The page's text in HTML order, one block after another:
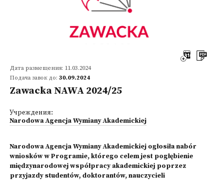
Дата размещения: 11.03.2024
Подача завок до: 30.09.2024
Zawacka NAWA 2024/25
Учреждения:
Narodowa Agencja Wymiany Akademickiej
Narodowa Agencja Wymiany Akademickiej ogłosiła nabór
wniosków w Programie, którego celem jest pogłębienie
międzynarodowej współpracy akademickiej poprzez
przyjazdy studentów, doktorantów, nauczycieli